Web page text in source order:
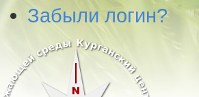
Забыли логин?